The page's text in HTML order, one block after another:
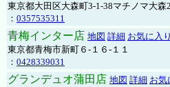
東京都大田区大森町3-1-38マチノマ大森
： 0357535311
青梅インター店 地図 詳細 お気に入
東京都青梅市新町６-１６-１１
： 0428339031
グランデュオ蒲田店 地図 詳細 お気